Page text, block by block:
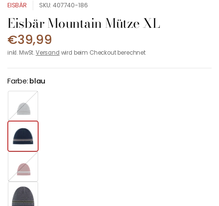
EISBÄR SKU: 407740-186
Eisbär Mountain Mütze XL
€39,99
inkl. MwSt.Versand wird beim Checkout berechnet
Farbe: blau
u